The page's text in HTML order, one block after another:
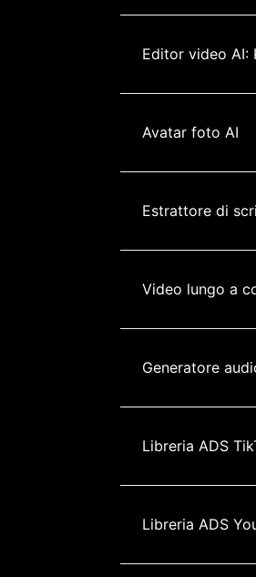
Editor video AI:
Avatar foto AI
Estrattore di
Video lungo a
Generatore
Libreria ADS
Libreria ADS